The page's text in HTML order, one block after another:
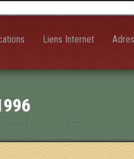
Liens Internet